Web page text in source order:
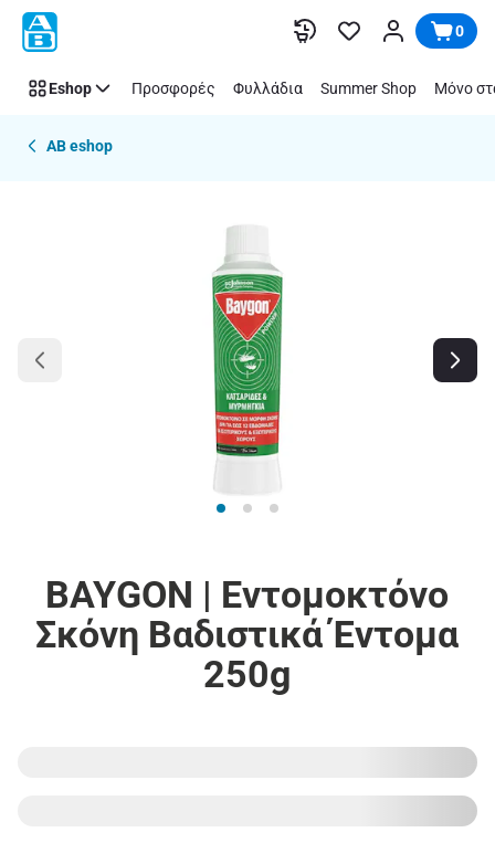
Παράλειψη 0
Eshop Προσφορές Φυλλάδια Summer Shop Μόνο
AB eshop
BAYGON | Εντομοκτόνο
Σκόνη Βαδιστικά Έντομα
250g